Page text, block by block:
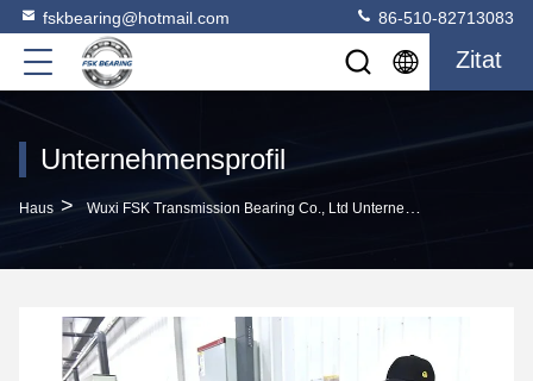
fskbearing@hotmail.com 86-510-82713083
Zitat
Unternehmensprofil
Haus > Wuxi FSK Transmission Bearing Co., Ltd Unternehmensprofil